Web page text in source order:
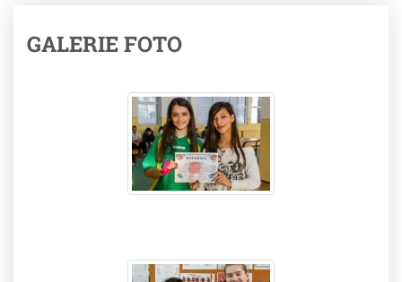
GALERIE FOTO